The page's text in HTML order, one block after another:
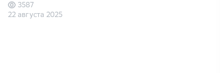
22 августа 2025
3587